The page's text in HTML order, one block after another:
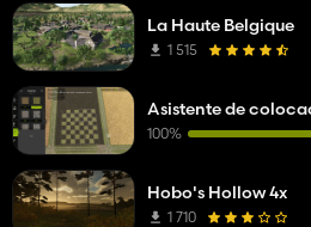
La Haute Belgique
1 515
Asistente de
100%
Hobo's Hollow 4x
1 710